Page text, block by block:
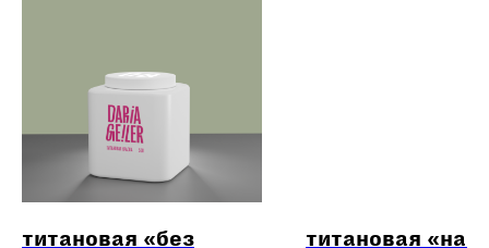
титановая «без титановая